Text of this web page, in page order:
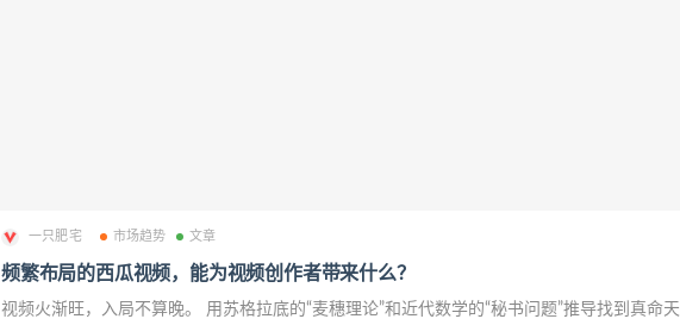
一只肥宅 市场趋势 文章
频繁布局的西瓜视频，能为视频创作者带来什么？
视频火渐旺，入局不算晚。 用苏格拉底的“麦穗理论”和近代数学的“秘书问题”推导找到真命天